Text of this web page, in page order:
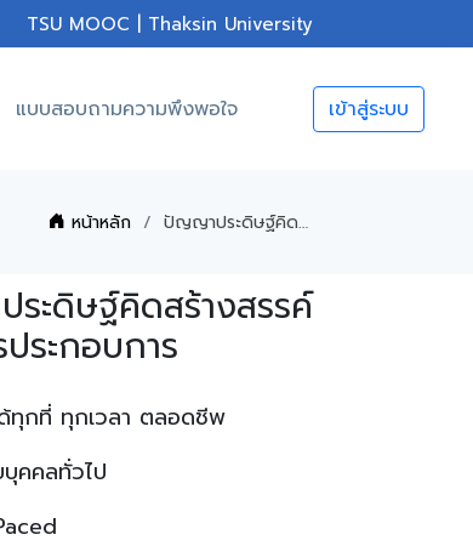
TSU MOOC | Thaksin University
แบบสอบถามความพึงพอใจ เข้าสู่ระบบ
หน้าหลัก ปัญญาประดิษฐ์คิดสร้างสรรค์เพื่อการประกอบการ
ะดิษฐ์คิดสร้างสรรค์
ระกอบการ
ด้ทุกที่ ทุกเวลา ตลอดชีพ
คคลทั่วไป